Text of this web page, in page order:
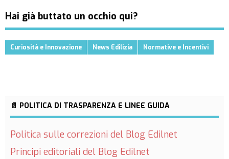
Hai già buttato un occhio qui?
Curiosità e Innovazione News Edilizia Normative e Incentivi
📄 POLITICA DI TRASPARENZA E LINEE GUIDA
Politica sulle correzioni del Blog Edilnet
Principi editoriali del Blog Edilnet